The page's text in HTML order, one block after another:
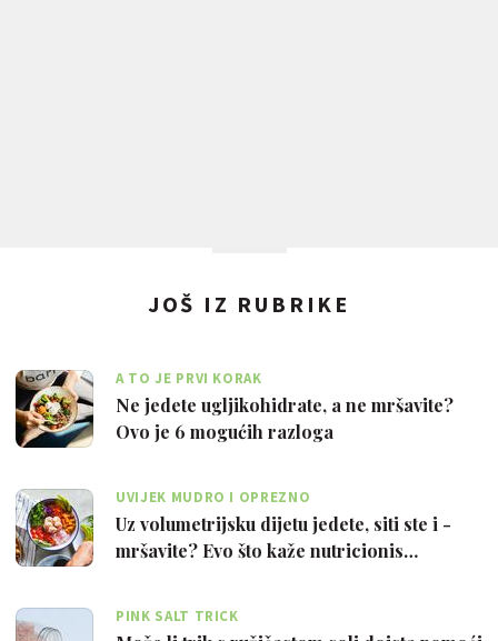
JOŠ IZ RUBRIKE
A TO JE PRVI KORAK
Ne jedete ugljikohidrate, a ne mršavite?
Ovo je 6 mogućih razloga
UVIJEK MUDRO I OPREZNO
Uz volumetrijsku dijetu jedete, siti ste i -
mršavite? Evo što kaže nutricionis…
PINK SALT TRICK